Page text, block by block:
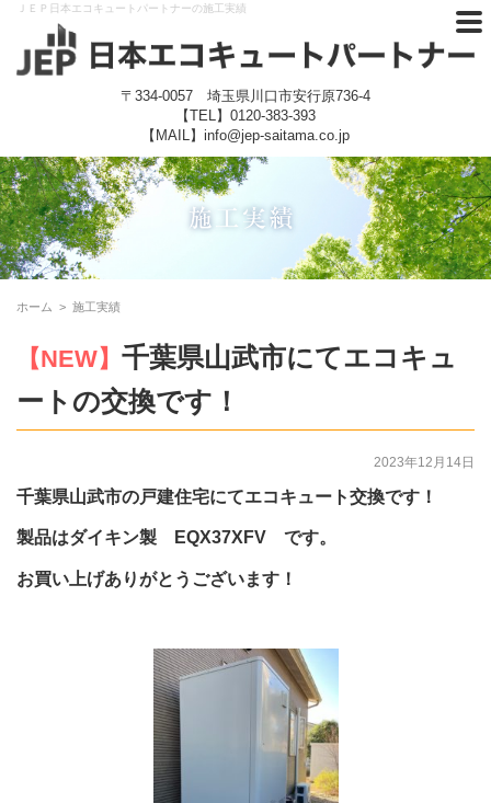
ＪＥＰ日本エコキュートパートナーの施工実績
〒334-0057 埼玉県川口市安行原736-4
【TEL】 0120-383-393
【MAIL】info@jep-saitama.co.jp
ホーム > 施工実績
【NEW】 千葉県山武市にてエコキュ
ートの交換です！
2023年12月14日
千葉県山武市の戸建住宅にてエコキュート交換です！
製品はダイキン製 EQX37XFV です。
お買い上げありがとうございます！